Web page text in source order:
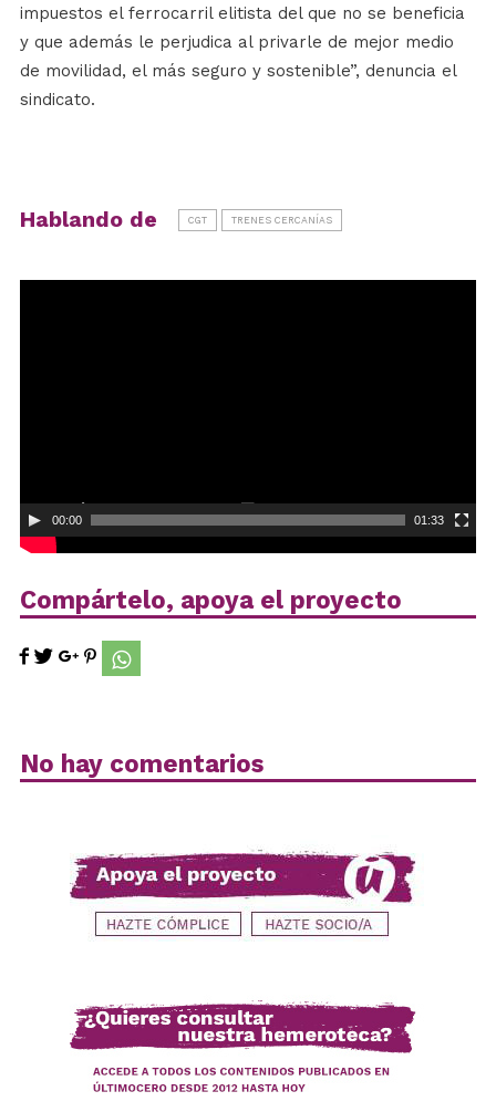
impuestos el ferrocarril elitista del que no se beneficia
y que además le perjudica al privarle de mejor medio
de movilidad, el más seguro y sostenible”, denuncia el
sindicato.
Hablando de CGT TRENES CERCANÍAS
00:00 01:33
Compártelo, apoya el proyecto
No hay comentarios